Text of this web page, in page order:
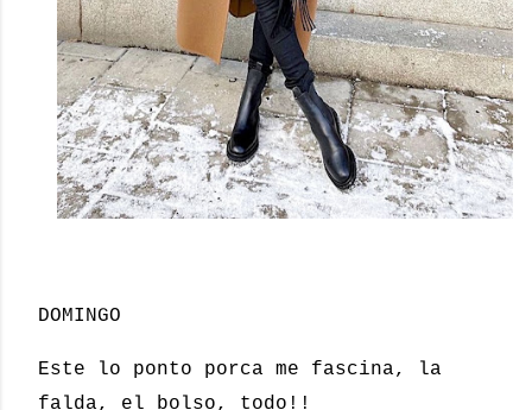
DOMINGO
Este lo ponto porca me fascina, la
falda, el bolso, todo!!